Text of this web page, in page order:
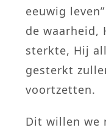
eeuwig
de waarheid,
sterkte, Hij
gesterkt
voortzetten.
Dit willen we